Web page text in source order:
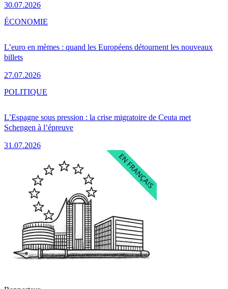
30.07.2026
L’euro en mèmes : quand les Européens détournent les nouveaux
billets
27.07.2026
ÉCONOMIE
L’Espagne sous pression : la crise migratoire de Ceuta met
Schengen à l’épreuve
31.07.2026
POLITIQUE